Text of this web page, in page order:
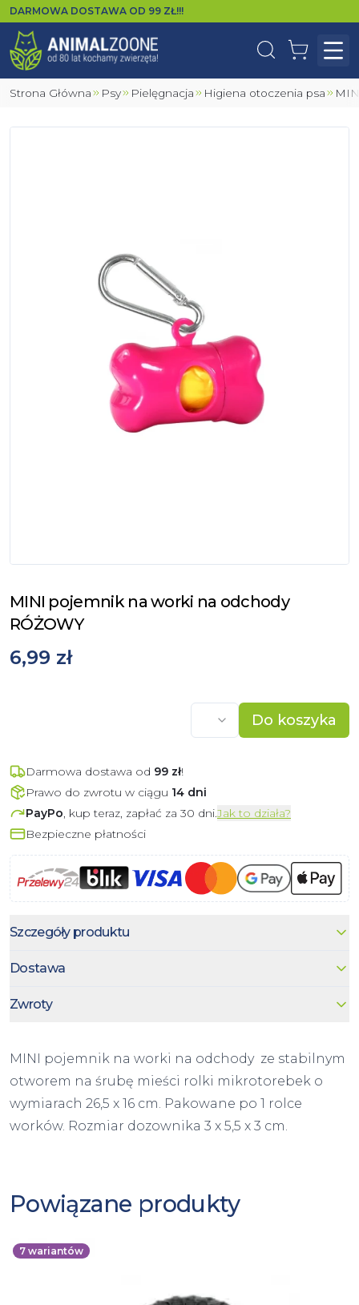
DARMOWA DOSTAWA OD 99 ZŁ!!!
WyszukajKoszyk
Strona Główna Psy Pielęgnacja Higiena otoczenia psa
MINI pojemnik na worki na odchody
RÓŻOWY
6,99 zł
Do koszyka
Darmowa dostawa od 99 zł!
Prawo do zwrotu w ciągu 14 dni
PayPo, kup teraz, zapłać za 30 dni.Jak to działa?
Bezpieczne płatności
Szczegóły produktu
Dostawa
Zwroty
MINI pojemnik na worki na odchody ze stabilnym
otworem na śrubę mieści rolki mikrotorebek o
wymiarach 26,5 x 16 cm. Pakowane po 1 rolce
worków. Rozmiar dozownika 3 x 5,5 x 3 cm.
Powiązane produkty
7 wariantów